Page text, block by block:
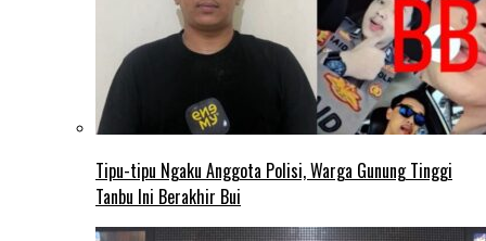
Tipu-tipu Ngaku Anggota Polisi, Warga Gunung Tinggi
Tanbu Ini Berakhir Bui